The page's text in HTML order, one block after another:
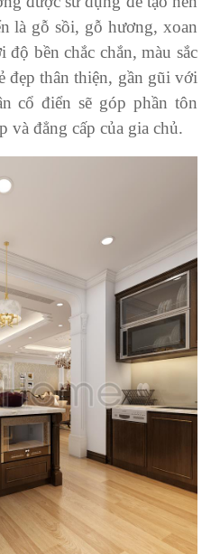
là gỗ sồi, gỗ hương, xoan
bền chắc chắn, màu sắc
đẹp thân thiện, gần gũi với
cổ điển sẽ góp phần tôn
và đẳng cấp của gia chủ.